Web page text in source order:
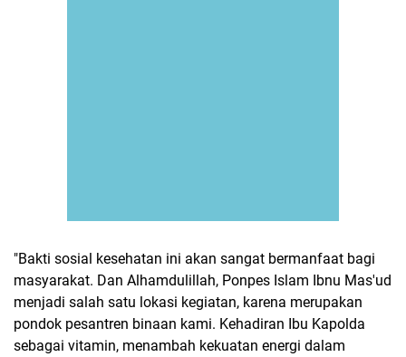
"Bakti sosial kesehatan ini akan sangat bermanfaat bagi
masyarakat. Dan Alhamdulillah, Ponpes Islam Ibnu Mas'ud
menjadi salah satu lokasi kegiatan, karena merupakan
pondok pesantren binaan kami. Kehadiran Ibu Kapolda
sebagai vitamin, menambah kekuatan energi dalam